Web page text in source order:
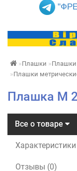
Плашки
Плашки
Плашки
Плашка М
Все о товаре
Характеристики
Отзывы (0)